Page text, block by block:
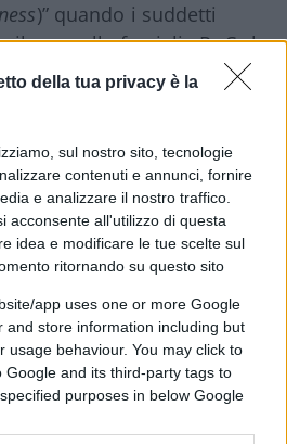
della tua privacy è la
sul nostro sito, tecnologie
contenuti e annunci, fornire
e analizzare il nostro traffico.
acconsente all'utilizzo di questa
idea e modificare le tue scelte sul
ritornando su questo sito
app uses one or more Google
and store information including but
usage behaviour. You may click to
and its third-party tags to
purposes in below Google
)” quando i suddetti
il cane alla famiglia PoC che
alla famiglia bianca che lo
cure. Analizziamo meglio
tutta la nuova sinistra
stileBlack Lives Matter, e di
molto poco.
modo di ragionare, non
succede al cane. È
pelle del proprietario
sfrutta il cane nei
va esentato. Se il
va arrestato. Questo è